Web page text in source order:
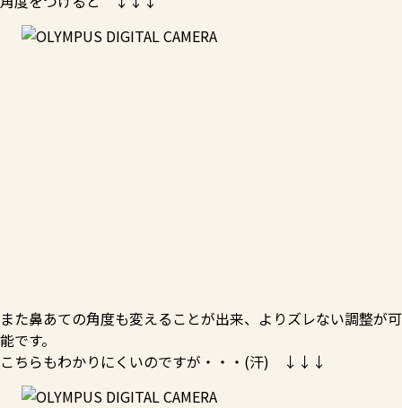
また鼻あての角度も変えることが出来、よりズレない調整が可
能です。
こちらもわかりにくいのですが・・・(汗) ↓↓↓